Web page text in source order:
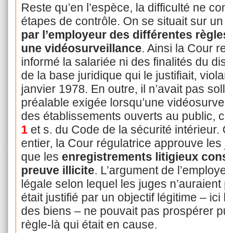
Reste qu’en l’espèce, la difficulté ne
étapes de contrôle. On se situait sur
par l’employeur des différentes
une vidéosurveillance. Ainsi la Cour
informé la salariée ni des finalités du
de la base juridique qui le justifiait,
janvier 1978. En outre, il n’avait pas
préalable exigée lorsqu’une
des établissements ouverts au public,
1et s. du Code de la sécurité intérieur.
entier, la Cour régulatrice approuve
que les enregistrements litigieux
preuve illicite. L’argument de
légale selon lequel les juges
était justifié par un objectif légitime –
des biens – ne pouvait pas prospérer
règle-là qui était en cause.